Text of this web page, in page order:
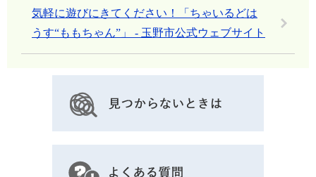
気軽に遊びにきてください！「ちゃいるどは
うす“ももちゃん”」 - 玉野市公式ウェブサイト